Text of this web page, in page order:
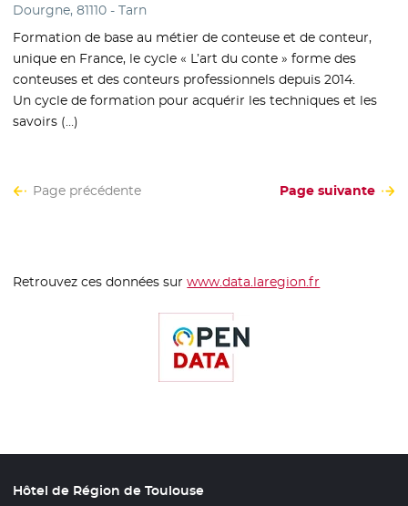
Dourgne, 81110 - Tarn
Formation de base au métier de conteuse et de conteur,
unique en France, le cycle « L’art du conte » forme des
conteuses et des conteurs professionnels depuis 2014.
Un cycle de formation pour acquérir les techniques et les
savoirs (…)
Page précédente Page suivante
Retrouvez ces données surwww.data.laregion.fr
Hôtel de Région de Toulouse